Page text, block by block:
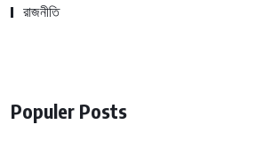
রাজনীতি
Populer Posts